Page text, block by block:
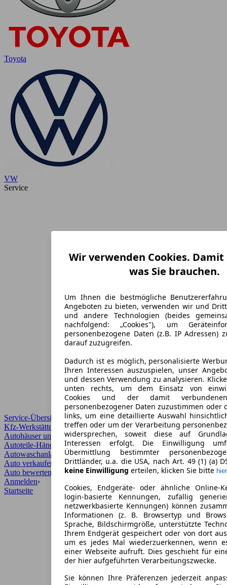
Toyota
VW
Service
Service-Übersicht
Kfz-Werkstätten
Autohäuser und Händler
Autoteile-Händler
Autowaschanlagen
Auto verkaufen
Auto bewerten
Anmelden›
Wir verwenden Cookies.
was Sie brauchen.
Um Ihnen die bestmögliche
Angeboten zu bieten, verwenden wir und
und andere Technologien (beides
nachfolgend: „Cookies"), um
personenbezogene Daten (z.B. IP Adressen)
darauf zuzugreifen.
Dadurch ist es möglich, personalisierte
Ihren Interessen auszuspielen, unser
und dessen Verwendung zu analysieren.
unten rechts, um dem Einsatz von
Cookies und der damit
personenbezogener Daten zuzustimmen oder
links, um eine detaillierte Auswahl
treffen oder um der Verarbeitung
widersprechen, soweit diese auf
Interessen erfolgt. Die Einwilligung
Übermittlung bestimmter
Drittländer, u.a. die USA, nach Art. 49 (1) (a)
keine Einwilligung erteilen, klicken Sie bitte hier
Cookies, Endgeräte- oder ähnliche Online-
login-basierte Kennungen, zufällig
netzwerkbasierte Kennungen) können
Informationen (z. B. Browsertyp und
Sprache, Bildschirmgröße, unterstützte
Ihrem Endgerät gespeichert oder von dort
um es jedes Mal wiederzuerkennen, wenn
einer Webseite aufruft. Dies geschieht für
der hier aufgeführten Verarbeitungszwecke.
Sie können Ihre Präferenzen jederzeit
Startseite